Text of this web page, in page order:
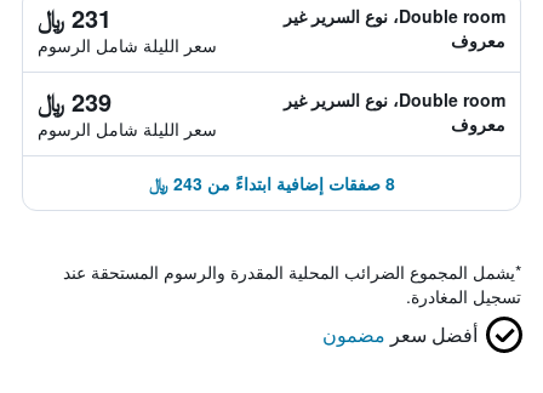
Double room، نوع السرير غير
معروف
231 ﷼
سعر الليلة شامل الرسوم
Double room، نوع السرير غير
معروف
239 ﷼
سعر الليلة شامل الرسوم
8 صفقات إضافية ابتداءً من 243 ﷼
*يشمل المجموع الضرائب المحلية المقدرة والرسوم المستحقة عند
تسجيل المغادرة.
أفضل سعر مضمون